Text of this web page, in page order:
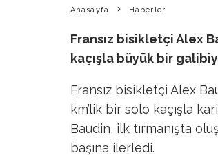
Anasayfa Haberler
Fransız bisikletçi Alex
kaçışla büyük bir
Fransız bisikletçi Alex
km’lik bir solo kaçışla
Baudin, ilk tırmanışta
başına ilerledi.